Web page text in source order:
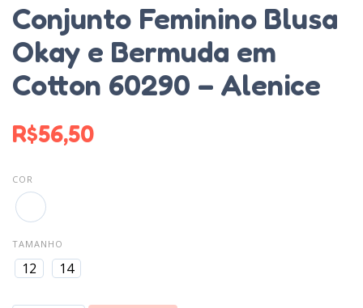
Conjunto Feminino Blusa
Okay e Bermuda em
Cotton 60290 – Alenice
R$56,50
COR
TAMANHO
12 14